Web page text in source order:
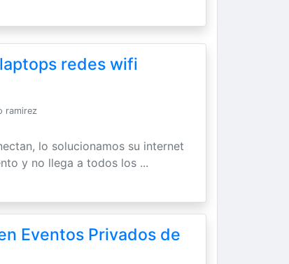
redes wifi
ramirez
lo solucionamos su internet
y no llega a todos los ...
Eventos Privados de